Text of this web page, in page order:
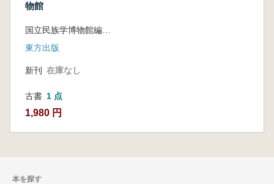
物館
東方出版
新刊 在庫なし
古書 1 点
1,980 円
本を探す